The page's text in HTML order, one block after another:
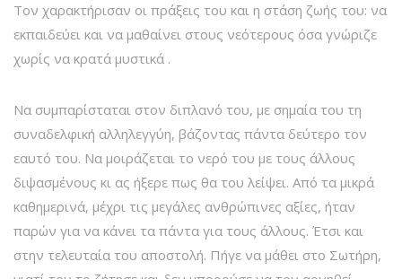
Τον χαρακτήρισαν οι πράξεις του και η στάση ζωής του: να
εκπαιδεύει και να μαθαίνει στους νεότερους όσα γνώριζε
χωρίς να κρατά μυστικά .
Να συμπαρίσταται στον διπλανό του, με σημαία του τη
συναδελφική αλληλεγγύη, βάζοντας πάντα δεύτερο τον
εαυτό του. Να μοιράζεται το νερό του με τους άλλους
διψασμένους κι ας ήξερε πως θα του λείψει. Από τα μικρά
καθημερινά, μέχρι τις μεγάλες ανθρώπινες αξίες, ήταν
παρών για να κάνει τα πάντα για τους άλλους. Έτσι και
στην τελευταία του αποστολή. Πήγε να μάθει στο Σωτήρη,